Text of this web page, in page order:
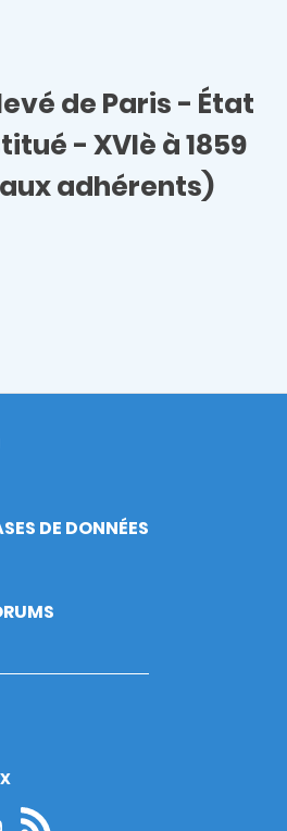
de Paris - État
- XVIè à 1859
adhérents)
DE DONNÉES